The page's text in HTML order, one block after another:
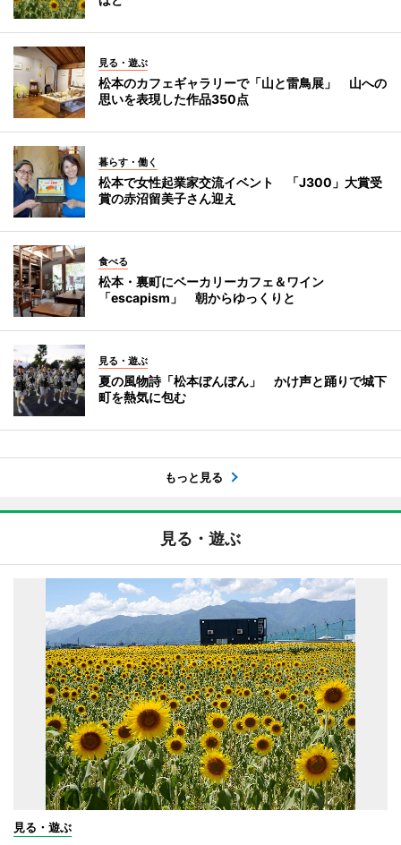
見る・遊ぶ
松本のカフェギャラリーで「山と雷鳥展」 山への
思いを表現した作品350点
暮らす・働く
松本で女性起業家交流イベント 「J300」大賞受
賞の赤沼留美子さん迎え
食べる
松本・裏町にベーカリーカフェ＆ワイン
「escapism」 朝からゆっくりと
見る・遊ぶ
夏の風物詩「松本ぼんぼん」 かけ声と踊りで城下
町を熱気に包む
もっと見る
見る・遊ぶ
見る・遊ぶ